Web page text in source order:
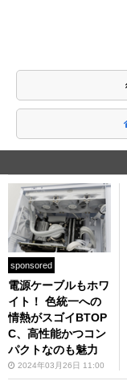
sponsored
電源ケーブルもホワ
イト！ 色統一への
情熱がスゴイBTOP
C、高性能かつコン
パクトなのも魅力
2024年03月26日 11:00